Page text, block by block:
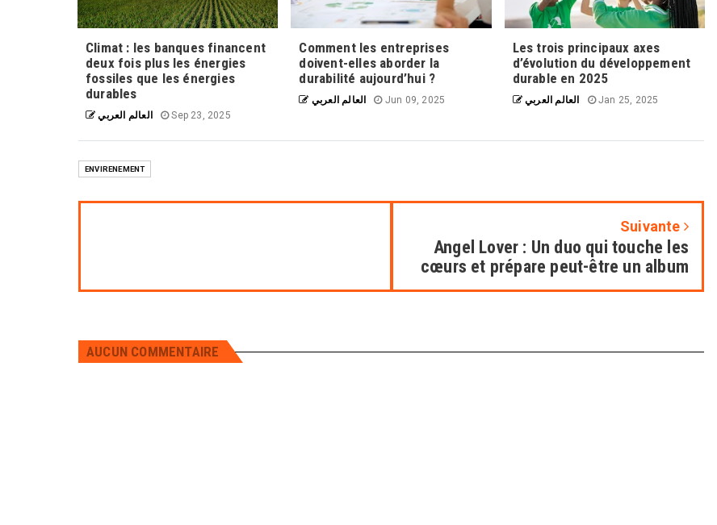
Climat : les banques financent
deux fois plus les énergies
fossiles que les énergies
durables
العالم العربي Sep 23, 2025
Comment les entreprises
doivent-elles aborder la
durabilité aujourd’hui ?
العالم العربي Jun 09, 2025
Les trois principaux axes
d’évolution du développement
durable en 2025
العالم العربي Jan 25, 2025
ENVIRENEMENT
Suivante
Angel Lover : Un duo qui touche les
cœurs et prépare peut-être un album
AUCUN COMMENTAIRE